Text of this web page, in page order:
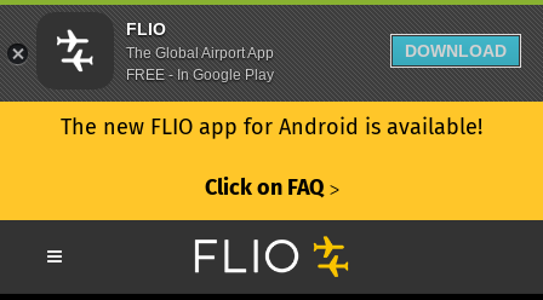
The new FLIO app for Android is available!
Click on FAQ ᐳ
FLIO
The Global Airport App
FREE - In Google Play
DOWNLOAD